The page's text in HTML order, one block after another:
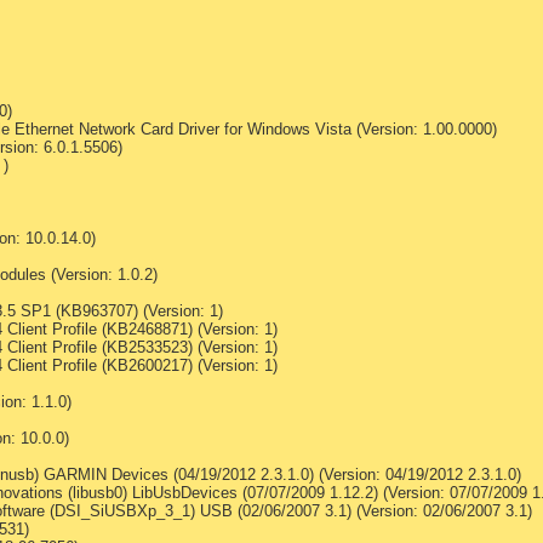
Ethernet Network Card Driver for Windows Vista (Version: 1.00.0000)
6.0.1.5506)
)
10.0.14.0)
(Version: 1.0.2)
SP1 (KB963707) (Version: 1)
Profile (KB2468871) (Version: 1)
Profile (KB2533523) (Version: 1)
Profile (KB2600217) (Version: 1)
1.1.0)
10.0.0)
GARMIN Devices (04/19/2012 2.3.1.0) (Version: 04/19/2012 2.3.1.0)
(libusb0) LibUsbDevices (07/07/2009 1.12.2) (Version: 07/07/2009
(DSI_SiUSBXp_3_1) USB (02/06/2007 3.1) (Version: 02/06/2007 3.1)